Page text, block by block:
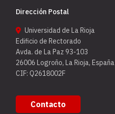
Dirección Postal
Universidad de La Rioja
Edificio de Rectorado
Avda. de La Paz 93-103
26006 Logroño, La Rioja, España
CIF: Q2618002F
Contacto